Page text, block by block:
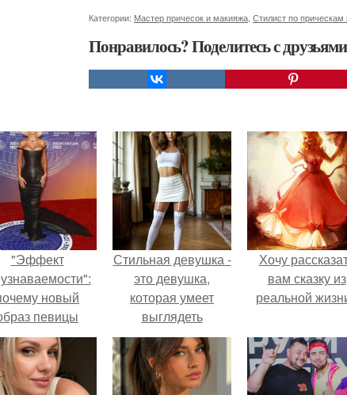
Категории: Мастер причесок и макияжа Стилист по
Понравилось? Поделитесь с
"Эффект
новый
певицы
споры о
гранях
Стильная девушка -
это девушка,
которая умеет
выглядеть
привлекательно и
элегантно в любои
ситуации.
Хочу
вам сказку из
реальной